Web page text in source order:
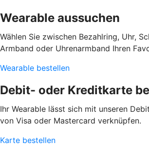
Wearable aussuchen
Wählen Sie zwischen Bezahlring, Uhr,
Armband oder Uhrenarmband Ihren
Wearable bestellen
Debit- oder Kreditkarte
Ihr Wearable lässt sich mit unseren
von Visa oder Mastercard verknüpfen.
Karte bestellen